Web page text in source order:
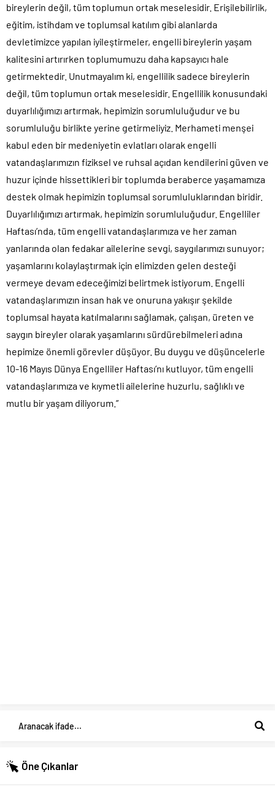
bireylerin değil, tüm toplumun ortak meselesidir. Erişilebilirlik,
eğitim, istihdam ve toplumsal katılım gibi alanlarda
devletimizce yapılan iyileştirmeler, engelli bireylerin yaşam
kalitesini artırırken toplumumuzu daha kapsayıcı hale
getirmektedir. Unutmayalım ki, engellilik sadece bireylerin
değil, tüm toplumun ortak meselesidir. Engellilik konusundaki
duyarlılığımızı artırmak, hepimizin sorumluluğudur ve bu
sorumluluğu birlikte yerine getirmeliyiz. Merhameti menşei
kabul eden bir medeniyetin evlatları olarak engelli
vatandaşlarımızın fiziksel ve ruhsal açıdan kendilerini güven ve
huzur içinde hissettikleri bir toplumda beraberce yaşamamıza
destek olmak hepimizin toplumsal sorumluluklarından biridir.
Duyarlılığımızı artırmak, hepimizin sorumluluğudur. Engelliler
Haftası’nda, tüm engelli vatandaşlarımıza ve her zaman
yanlarında olan fedakar ailelerine sevgi, saygılarımızı sunuyor;
yaşamlarını kolaylaştırmak için elimizden gelen desteği
vermeye devam edeceğimizi belirtmek istiyorum. Engelli
vatandaşlarımızın insan hak ve onuruna yakışır şekilde
toplumsal hayata katılmalarını sağlamak, çalışan, üreten ve
saygın bireyler olarak yaşamlarını sürdürebilmeleri adına
hepimize önemli görevler düşüyor. Bu duygu ve düşüncelerle
10-16 Mayıs Dünya Engelliler Haftası’nı kutluyor, tüm engelli
vatandaşlarımıza ve kıymetli ailelerine huzurlu, sağlıklı ve
mutlu bir yaşam diliyorum.”
Öne Çıkanlar